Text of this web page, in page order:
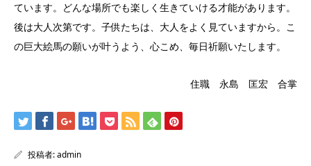
ています。どんな場所でも楽しく生きていける才能があります。
後は大人次第です。子供たちは、大人をよく見ていますから。こ
の巨大絵馬の願いが叶うよう、心こめ、毎日祈願いたします。
住職 永島 匡宏 合掌
投稿者:admin